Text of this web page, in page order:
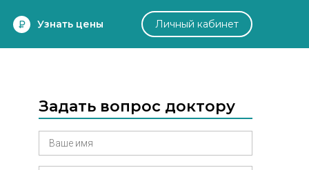
Узнать цены Личный кабинет
Задать вопрос доктору